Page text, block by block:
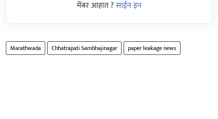
मेंबर आहात ?साईन इन
Marathwada Chhatrapati Sambhajinagar paper leakage news